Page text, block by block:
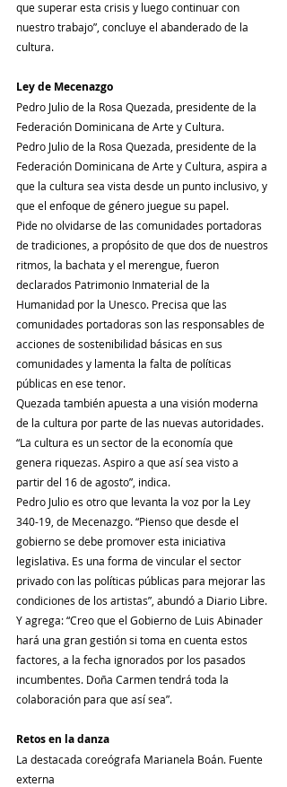
que superar esta crisis y luego continuar con
nuestro trabajo”, concluye el abanderado de la
cultura.
Ley de Mecenazgo
Pedro Julio de la Rosa Quezada, presidente de la
Federación Dominicana de Arte y Cultura.
Pedro Julio de la Rosa Quezada, presidente de la
Federación Dominicana de Arte y Cultura, aspira a
que la cultura sea vista desde un punto inclusivo, y
que el enfoque de género juegue su papel.
Pide no olvidarse de las comunidades portadoras
de tradiciones, a propósito de que dos de nuestros
ritmos, la bachata y el merengue, fueron
declarados Patrimonio Inmaterial de la
Humanidad por la Unesco. Precisa que las
comunidades portadoras son las responsables de
acciones de sostenibilidad básicas en sus
comunidades y lamenta la falta de políticas
públicas en ese tenor.
Quezada también apuesta a una visión moderna
de la cultura por parte de las nuevas autoridades.
“La cultura es un sector de la economía que
genera riquezas. Aspiro a que así sea visto a
partir del 16 de agosto”, indica.
Pedro Julio es otro que levanta la voz por la Ley
340-19, de Mecenazgo. “Pienso que desde el
gobierno se debe promover esta iniciativa
legislativa. Es una forma de vincular el sector
privado con las políticas públicas para mejorar las
condiciones de los artistas”, abundó a Diario Libre.
Y agrega: “Creo que el Gobierno de Luis Abinader
hará una gran gestión si toma en cuenta estos
factores, a la fecha ignorados por los pasados
incumbentes. Doña Carmen tendrá toda la
colaboración para que así sea”.
Retos en la danza
La destacada coreógrafa Marianela Boán. Fuente
externa